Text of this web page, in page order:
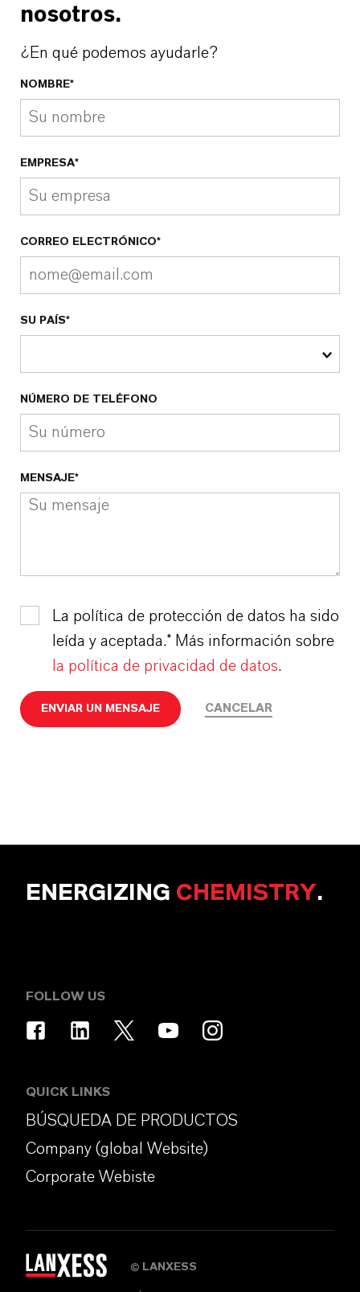
nosotros.
¿En qué podemos ayudarle?
NOMBRE*
EMPRESA*
CORREO ELECTRÓNICO*
SU PAÍS*
NÚMERO DE TELÉFONO
MENSAJE*
La política de protección de datos ha sido
leída y aceptada.* Más información sobre
la política de privacidad de datos.
ENVIAR UN MENSAJE CANCELAR
ENERGIZING CHEMISTRY.
FOLLOW US
QUICK LINKS
BÚSQUEDA DE PRODUCTOS
Company (global Website)
Corporate Webiste
© LANXESS